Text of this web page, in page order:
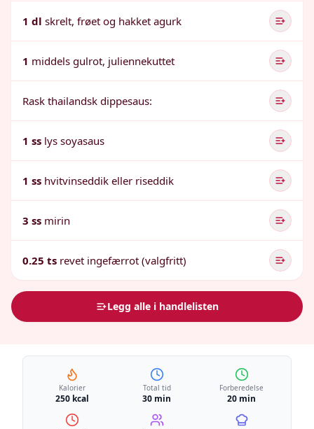
1 dl skrelt, frøet og hakket agurk
1 middels gulrot, juliennekuttet
Rask thailandsk dippesaus:
1 ss lys soyasaus
1 ss hvitvinseddik eller riseddik
3 ss mirin
0.25 ts revet ingefærrot (valgfritt)
Legg alle i handlelisten
Kalorier
250 kcal
Total tid
30 min
Forberedelse
20 min